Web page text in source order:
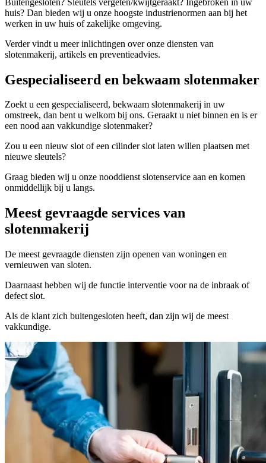
huis? Dan bieden wij u onze hoogste industrienormen aan bij het
werken in uw huis of zakelijke omgeving.
Verder vindt u meer inlichtingen over onze diensten van
slotenmakerij, artikels en preventieadvies.
Gespecialiseerd en bekwaam slotenmaker
Zoekt u een gespecialiseerd, bekwaam slotenmakerij in uw
omstreek, dan bent u welkom bij ons. Geraakt u niet binnen en is er
een nood aan vakkundige slotenmaker?
Zou u een nieuw slot of een cilinder slot laten willen plaatsen met
nieuwe sleutels?
Graag bieden wij u onze nooddienst slotenservice aan en komen
onmiddellijk bij u langs.
Meest gevraagde services van
slotenmakerij
De meest gevraagde diensten zijn openen van woningen en
vernieuwen van sloten.
Daarnaast hebben wij de functie interventie voor na de inbraak of
defect slot.
Als de klant zich buitengesloten heeft, dan zijn wij de meest
vakkundige.